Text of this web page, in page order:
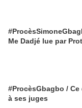
Me Dadjé lue par
#ProcèsGbagbo /
à ses juges